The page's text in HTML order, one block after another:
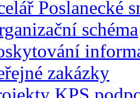
Poslanecké
schéma
zakázky